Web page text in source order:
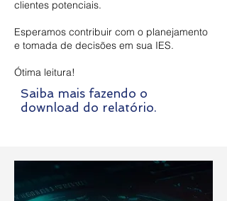
clientes potenciais.
Esperamos contribuir com o planejamento
e tomada de decisões em sua IES.
Ótima leitura!
Saiba mais fazendo o
download do relatório.